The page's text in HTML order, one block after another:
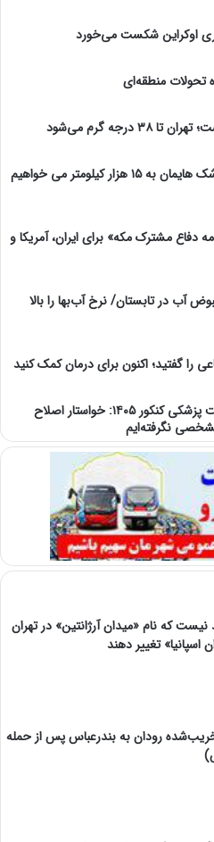
اوکراین شکست می‌خورد
تحولات منطقه‌ای
امام‌ جمعه اهواز: با افزایش برد موشک هایمان به ۱۵ هزار کیلومتر می خواهیم
دفاع مشترک مکه» برای ایران، آمریکا و
آب در تابستان/ نرخ آب‌بها را بالا
را گفتید؛ اکنون برای درمان کمک کنید
موضع وزارت بهداشت درباره ظرفیت پزشکی کنکور ۱۴۰۵: خواستار اصلاح
نگرفته‌ایم
که نام «میدان آرژانتین» در تهران
اسپانیا» تغییر دهند
رودان به بندرعباس پس از حمله